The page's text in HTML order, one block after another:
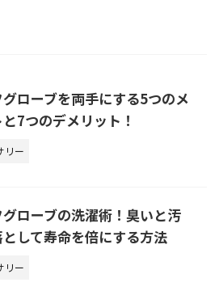
グローブを両手にする5つのメ
7つのデメリット！
リー
グローブの洗濯術！臭いと汚
して寿命を倍にする方法
リー